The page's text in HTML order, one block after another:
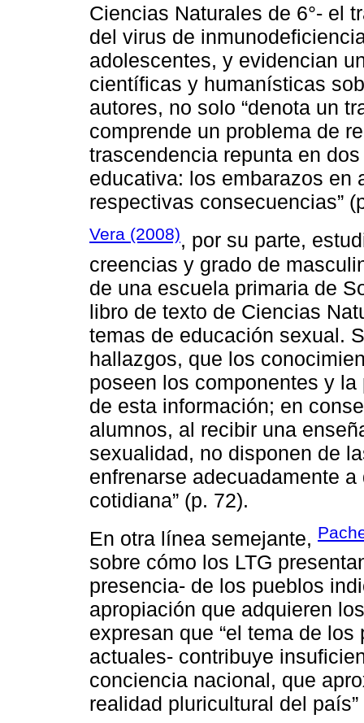
Ciencias Naturales de 6°- el
del virus de
adolescentes, y evidencian
científicas y humanísticas
autores, no solo “denota un
comprende un problema de
trascendencia repunta en
educativa: los embarazos en
respectivas consecuencias”
Vera (2008), por su parte,
creencias y grado de
de una escuela primaria de
libro de texto de Ciencias
temas de educación sexual.
hallazgos, que los
poseen los componentes y
de esta información; en
alumnos, al recibir una
sexualidad, no disponen de
enfrenarse adecuadamente
cotidiana” (p. 72).
En otra línea semejante,
sobre cómo los LTG
presencia- de los pueblos
apropiación que adquieren
expresan que “el tema de
actuales- contribuye
conciencia nacional, que
realidad pluricultural del